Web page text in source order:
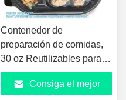
Contenedor de
preparación de comidas,
30 oz Reutilizables para
llevar contenedores con
tapas Envase de
Consiga el mejor